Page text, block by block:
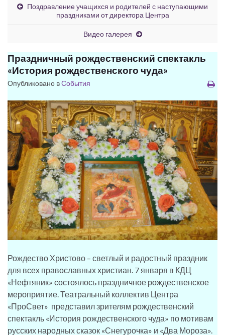
Поздравление учащихся и родителей с наступающими
праздниками от директора Центра
Видео галерея
Праздничный рождественский спектакль
«История рождественского чуда»
Опубликовано вСобытия
Рождество Христово – светлый и радостный праздник
для всех православных христиан. 7 января в КДЦ
«Нефтяник» состоялось праздничное рождественское
мероприятие. Театральный коллектив Центра
«ПроСвет» представил зрителям рождественский
спектакль «История рождественского чуда» по мотивам
русских народных сказок «Снегурочка» и «Два Мороза».